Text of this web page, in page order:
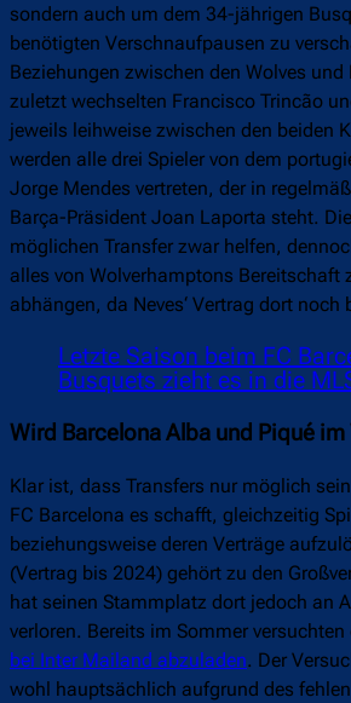
sondern auch um dem 34-jährigen
benötigten Verschnaufpausen zu
Beziehungen zwischen den Wolves
zuletzt wechselten Francisco Trincão
jeweils leihweise zwischen den beiden
werden alle drei Spieler von dem
Jorge Mendes vertreten, der in
Barça-Präsident Joan Laporta steht.
möglichen Transfer zwar helfen,
alles von Wolverhamptons Bereitschaft
abhängen, da Neves‘ Vertrag dort noch
Letzte Saison beim FC
Busquets zieht es in die
Wird Barcelona Alba und Piqué
Klar ist, dass Transfers nur möglich
FC Barcelona es schafft, gleichzeitig
beziehungsweise deren Verträge
(Vertrag bis 2024) gehört zu den
hat seinen Stammplatz dort jedoch an
verloren. Bereits im Sommer
bei Inter Mailand abzuladen. Der
wohl hauptsächlich aufgrund des